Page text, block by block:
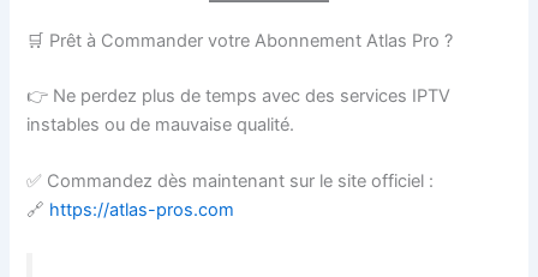
🛒 Prêt à Commander votre Abonnement Atlas Pro ?
👉 Ne perdez plus de temps avec des services IPTV
instables ou de mauvaise qualité.
✅ Commandez dès maintenant sur le site officiel :
🔗 https://atlas-pros.com